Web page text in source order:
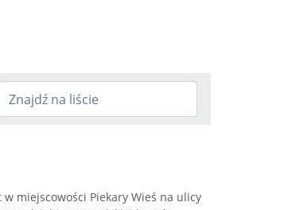
miejscowości Piekary Wieś na ulicy